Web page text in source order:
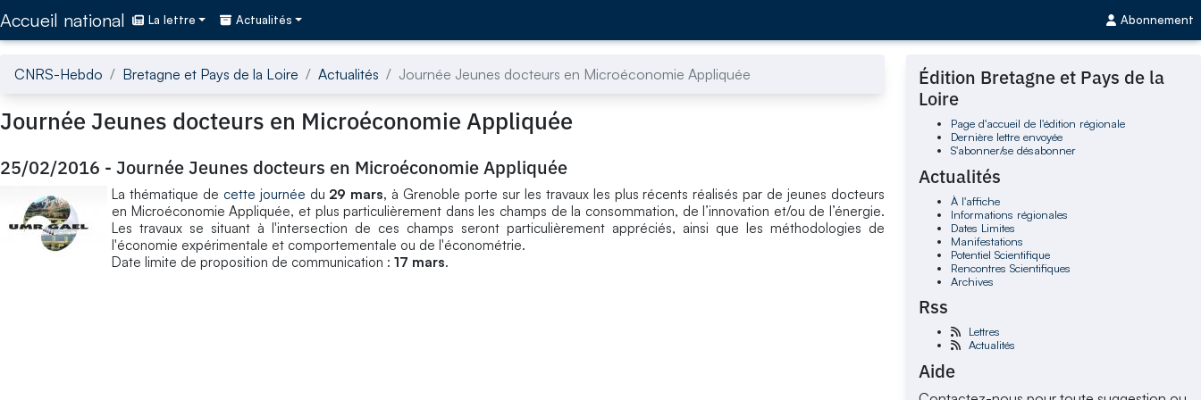
Accueil national La lettre Actualités Abonnement
CNRS-Hebdo Bretagne et Pays de la Loire Actualités Journée Jeunes docteurs en Microéconomie Appliquée
Journée Jeunes docteurs en Microéconomie Appliquée
25/02/2016 - Journée Jeunes docteurs en Microéconomie Appliquée
La thématique de cette journée du 29 mars, à Grenoble porte sur les travaux les plus récents réalisés par de jeunes docteurs
en Microéconomie Appliquée, et plus particulièrement dans les champs de la consommation, de l’innovation et/ou de l’énergie.
Les travaux se situant à l'intersection de ces champs seront particulièrement appréciés, ainsi que les méthodologies de
l'économie expérimentale et comportementale ou de l'économétrie.
Date limite de proposition de communication : 17 mars.
Édition Bretagne et Pays de la
Loire
Page d'accueil de l'édition régionale
Dernière lettre envoyée
S'abonner/se désabonner
Actualités
À l'affiche
Informations régionales
Dates Limites
Manifestations
Potentiel Scientifique
Rencontres Scientifiques
Archives
Rss
Lettres
Actualités
Aide